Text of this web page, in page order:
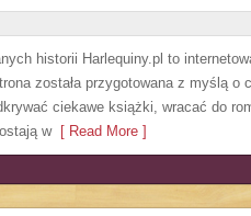
historii Harlequiny.pl to
została przygotowana z myślą o
ciekawe książki, wracać do
w[ Read More ]